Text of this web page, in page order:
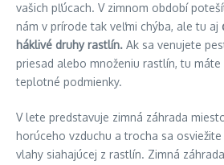
vašich pľúcach. V zimnom období
nám v prírode tak veľmi chýba, ale tu aj
háklivé druhy rastlín. Ak sa venujete
priesad alebo množeniu rastlín, tu
teplotné podmienky.
V lete predstavuje zimná záhrada
horúceho vzduchu a trocha sa
vlahy siahajúcej z rastlín. Zimná